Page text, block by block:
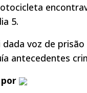
5.
voz de prisão
antecedentes